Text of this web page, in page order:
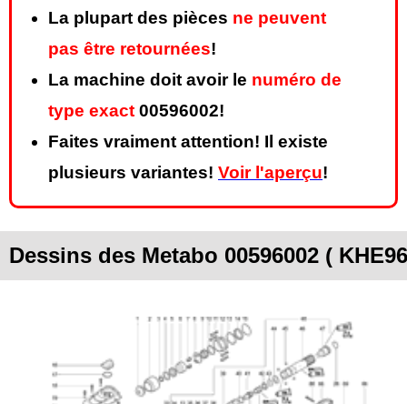
La plupart des pièces ne peuvent
pas être retournées!
La machine doit avoir le numéro de
type exact 00596002!
Faites vraiment attention! Il existe
plusieurs variantes! Voir l'aperçu!
Dessins des Metabo 00596002 (